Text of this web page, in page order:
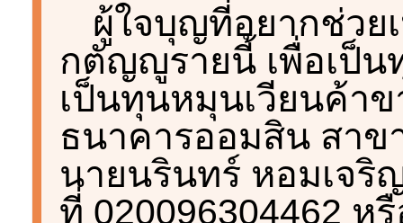
ผู้ใจบุญที่อยากช่ว
กตัญญูรายนี้ เพื่อเป็น
เป็นทุนหมุนเวียนค้า
ธนาคารออมสิน สา
นายนรินทร์ หอมเจริ
ที่ 020096304462 ห